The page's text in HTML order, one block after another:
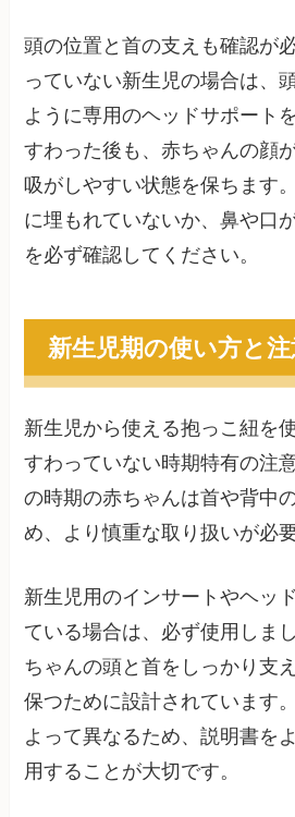
頭の位置と首の支えも確認が
っていない新生児の場合は、
ように専用のヘッドサポート
すわった後も、赤ちゃんの顔
吸がしやすい状態を保ちます
に埋もれていないか、鼻や口
を必ず確認してください。
新生児期の使い方と
新生児から使える抱っこ紐を
すわっていない時期特有の注
の時期の赤ちゃんは首や背中
め、より慎重な取り扱いが必要
新生児用のインサートやヘッ
ている場合は、必ず使用しま
ちゃんの頭と首をしっかり支
保つために設計されています
よって異なるため、説明書を
用することが大切です。